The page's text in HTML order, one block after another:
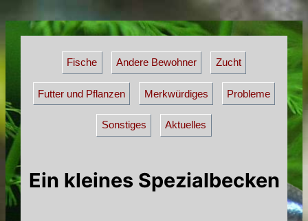
Fische Andere Bewohner Zucht
Futter und Pflanzen Merkwürdiges Probleme
Sonstiges Aktuelles
Ein kleines Spezialbecken